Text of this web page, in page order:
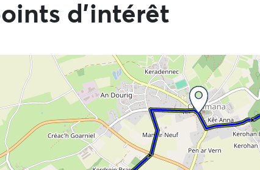
d'intérêt
la carte et aller directement aux informations